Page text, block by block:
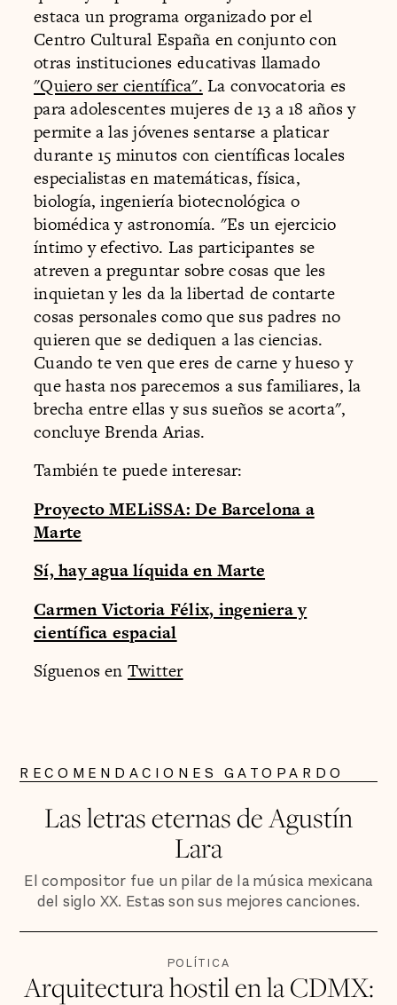
estaca un programa organizado por el
Centro Cultural España en conjunto con
otras instituciones educativas llamado
"Quiero ser científica". La convocatoria es
para adolescentes mujeres de 13 a 18 años y
permite a las jóvenes sentarse a platicar
durante 15 minutos con científicas locales
especialistas en matemáticas, física,
biología, ingeniería biotecnológica o
biomédica y astronomía. "Es un ejercicio
íntimo y efectivo. Las participantes se
atreven a preguntar sobre cosas que les
inquietan y les da la libertad de contarte
cosas personales como que sus padres no
quieren que se dediquen a las ciencias.
Cuando te ven que eres de carne y hueso y
que hasta nos parecemos a sus familiares, la
brecha entre ellas y sus sueños se acorta",
concluye Brenda Arias.
También te puede interesar:
Proyecto MELiSSA: De Barcelona a
Marte
Sí, hay agua líquida en Marte
Carmen Victoria Félix, ingeniera y
científica espacial
Síguenos en Twitter
RECOMENDACIONES GATOPARDO
Las letras eternas de Agustín
Lara
El compositor fue un pilar de la música mexicana
del siglo XX. Estas son sus mejores canciones.
POLÍTICA
Arquitectura hostil en la CDMX: